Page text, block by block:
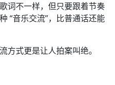
词不一样，但只要跟着节奏
“音乐交流”，比普通话还能
方式更是让人拍案叫绝。